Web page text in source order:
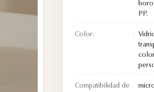
PP.
Color:
Compatibilidad de